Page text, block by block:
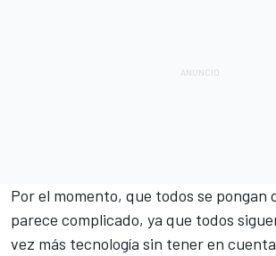
Por el momento, que todos se pongan
parece complicado, ya que todos
vez más tecnología sin tener en